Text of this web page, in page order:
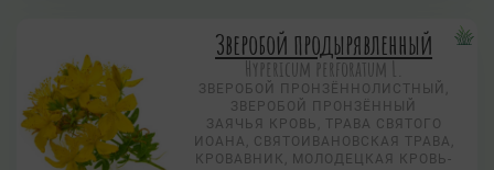
Зверобой продырявленный
Hypericum perforatum L.
ЗВЕРОБОЙ ПРОНЗЁННОЛИСТНЫЙ,
ЗВЕРОБОЙ ПРОНЗЁННЫЙ
ЗАЯЧЬЯ КРОВЬ, ТРАВА СВЯТОГО
ИОАНА, СВЯТОИВАНОВСКАЯ ТРАВА,
КРОВАВНИК, МОЛОДЕЦКАЯ КРОВЬ-